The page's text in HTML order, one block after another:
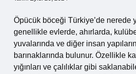
Öpücük böceği Türkiye’de nerede
genellikle evlerde, ahırlarda,
yuvalarında ve diğer insan
barınaklarında bulunur. Özellikle
yığınları ve çalılıklar gibi